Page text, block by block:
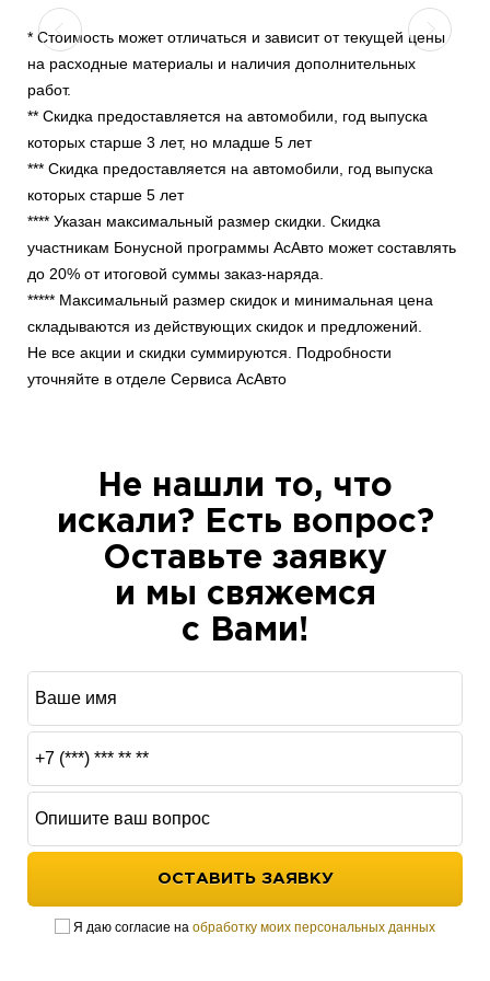
* Стоимость может отличаться и зависит от текущей цены
на расходные материалы и наличия дополнительных
работ.
** Скидка предоставляется на автомобили, год выпуска
которых старше 3 лет, но младше 5 лет
*** Скидка предоставляется на автомобили, год выпуска
которых старше 5 лет
**** Указан максимальный размер скидки. Скидка
участникам Бонусной программы АсАвто может составлять
до 20% от итоговой суммы заказ-наряда.
***** Максимальный размер скидок и минимальная цена
складываются из действующих скидок и предложений.
Не все акции и скидки суммируются. Подробности
уточняйте в отделе Сервиса АсАвто
Не нашли то, что
искали? Есть вопрос?
Оставьте заявку
и мы свяжемся
с Вами!
ОСТАВИТЬ ЗАЯВКУ
Я даю согласие на обработку моих персональных данных